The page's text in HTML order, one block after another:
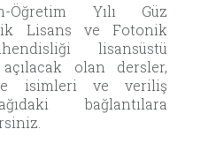
Öğretim Yılı Güz
Lisans ve Fotonik
lisansüstü
açılacak olan dersler,
isimleri ve veriliş
bağlantılara